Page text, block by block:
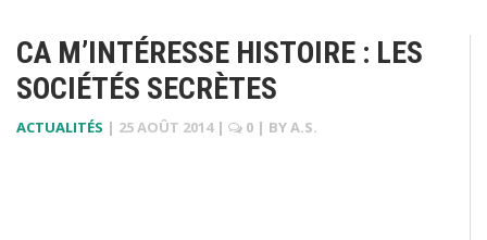
CA M’INTÉRESSE HISTOIRE : LES
SOCIÉTÉS SECRÈTES
ACTUALITÉS | 25 AOÛT 2014 | 0 | BYA.S.